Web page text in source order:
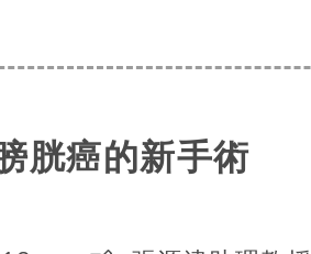
胱癌的新手術